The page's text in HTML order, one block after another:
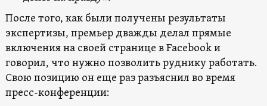
После того, как были получены результаты
экспертизы, премьер дважды делал прямые
включения на своей странице в Facebook и
говорил, что нужно позволить руднику работать.
Свою позицию он еще раз разъяснил во время
пресс-конференции: